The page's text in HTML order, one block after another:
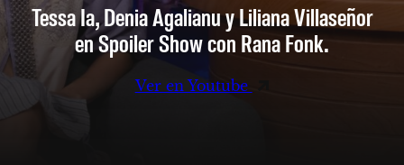
Tessa Ia, Denia Agalianu y Liliana Villaseñor
en Spoiler Show con Rana Fonk.
Ver en Youtube